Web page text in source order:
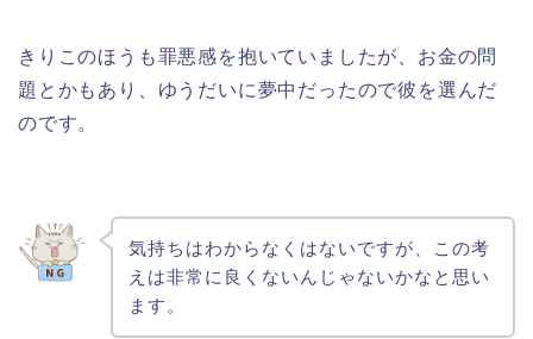
きりこのほうも罪悪感を抱いていましたが、お金の問
題とかもあり、ゆうだいに夢中だったので彼を選んだ
のです。
気持ちはわからなくはないですが、この考
えは非常に良くないんじゃないかなと思い
ます。